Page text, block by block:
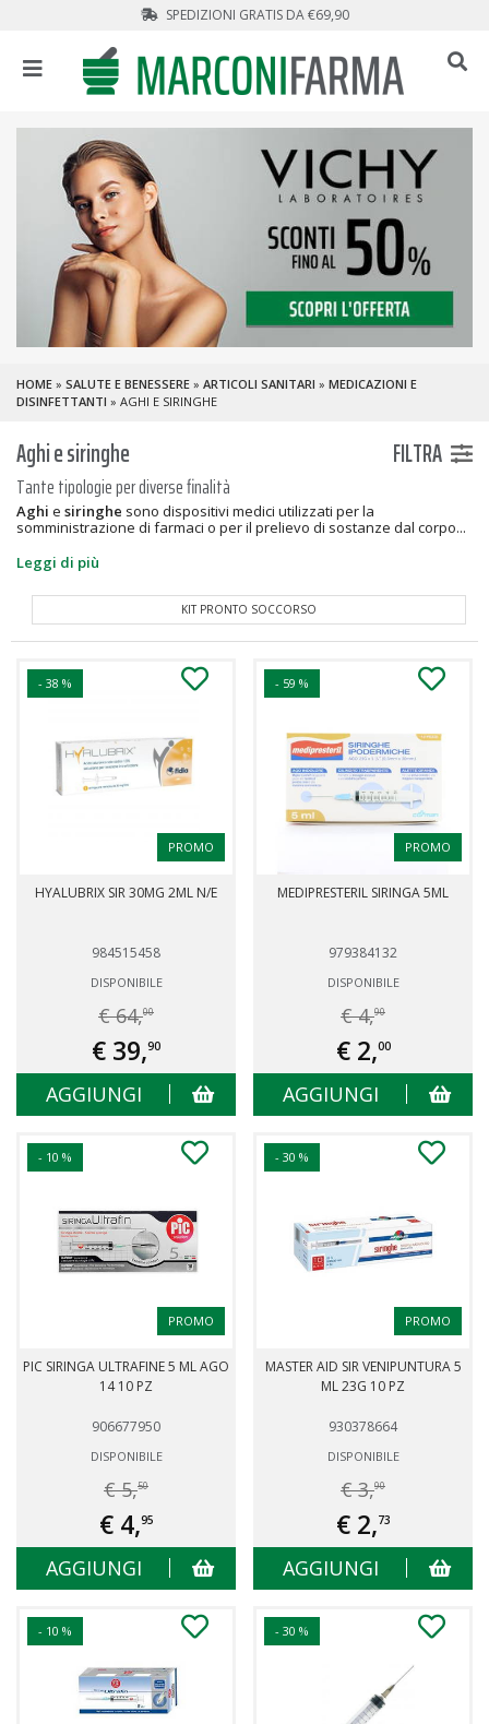
SPEDIZIONI GRATIS DA €69,90
HOME » SALUTE E BENESSERE » ARTICOLI SANITARI » MEDICAZIONI E
DISINFETTANTI » AGHI E SIRINGHE
Aghi e siringhe FILTRA
Tante tipologie per diverse finalità
Aghi e siringhe sono dispositivi medici utilizzati per la
somministrazione di farmaci o per il prelievo di sostanze dal corpo...
Leggi di più
KIT PRONTO SOCCORSO
- 38 %
PROMO
HYALUBRIX SIR 30MG 2ML N/E
984515458
DISPONIBILE
€ 64,00
€ 39,90
AGGIUNGI
- 59 %
PROMO
MEDIPRESTERIL SIRINGA 5ML
979384132
DISPONIBILE
€ 4,90
€ 2,00
AGGIUNGI
- 10 %
PROMO
PIC SIRINGA ULTRAFINE 5 ML AGO
14 10 PZ
906677950
DISPONIBILE
€ 5,50
€ 4,95
AGGIUNGI
- 30 %
PROMO
MASTER AID SIR VENIPUNTURA 5
ML 23G 10 PZ
930378664
DISPONIBILE
€ 3,90
€ 2,73
AGGIUNGI
- 10 % - 30 %